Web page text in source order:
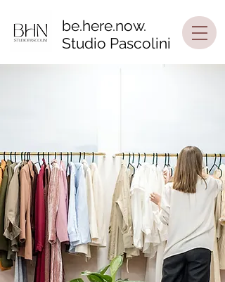
be.here.now.
Studio Pascolini